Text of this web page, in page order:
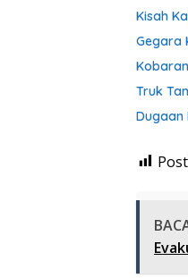
Kisah
Gegara
Truk
Dugaan